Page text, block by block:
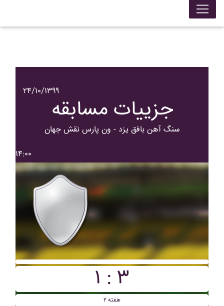
۲۴/۱۰/۱۳۹۹
جزییات مسابقه
سنگ آهن بافق يزد - ون پارس نقش جهان
۱۴:۰۰
۱ : ۳
هفته ۲